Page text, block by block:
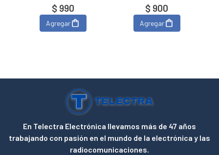
$ 990
Agregar
$ 900
Agregar
En Telectra Electrónica llevamos más de 47 años
trabajando con pasión en el mundo de la electrónica y las
radiocomunicaciones.